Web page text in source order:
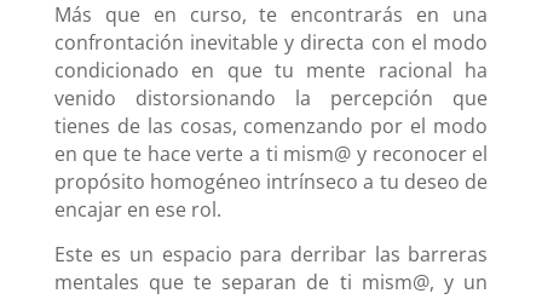
Más que en curso, te encontrarás en una
confrontación inevitable y directa con el modo
condicionado en que tu mente racional ha
venido distorsionando la percepción que
tienes de las cosas, comenzando por el modo
en que te hace verte a ti mism@ y reconocer el
propósito homogéneo intrínseco a tu deseo de
encajar en ese rol.
Este es un espacio para derribar las barreras
mentales que te separan de ti mism@, y un